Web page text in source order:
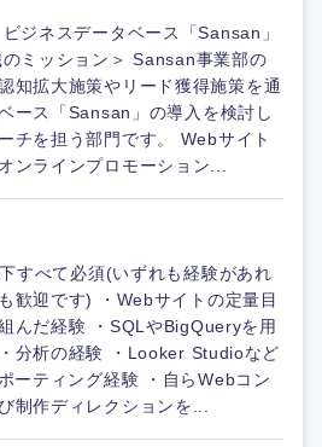
ジネスデータベース「Sansan」
ミッション＞ Sansan事業部の
知拡大施策やリード獲得施策を通
ース「Sansan」の導入を検討し
チを担う部門です。 Webサイト
ンラインプロモーション...
すべて必須(いずれも経験があれ
歓迎です) ・Webサイトの定量目
んだ経験 ・SQLやBigQueryを用
分析の経験 ・Looker Studioなど
ーティング経験 ・自らWebコン
制作ディレクションを...